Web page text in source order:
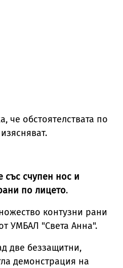
че обстоятелствата по
със счупен нос и
по лицето.
контузни рани
УМБАЛ "Света Анна".
две беззащитни,
демонстрация на